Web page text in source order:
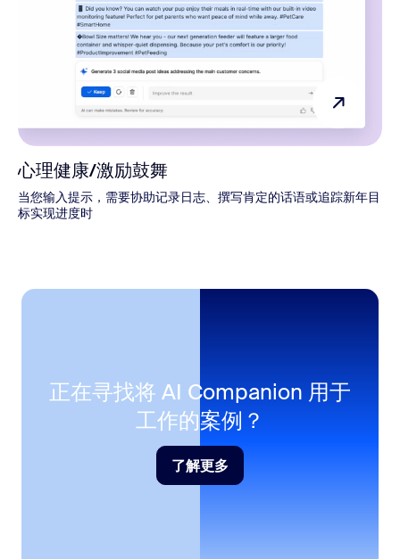
心理健康/激励鼓舞
当您输入提示，需要协助记录日志、撰写肯定的话语或追踪新年目
标实现进度时
正在寻找将 AI Companion 用于
工作的案例？
了解更多
了解更多